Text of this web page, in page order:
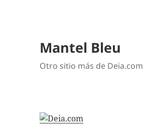
Mantel Bleu
Otro sitio más de Deia.com